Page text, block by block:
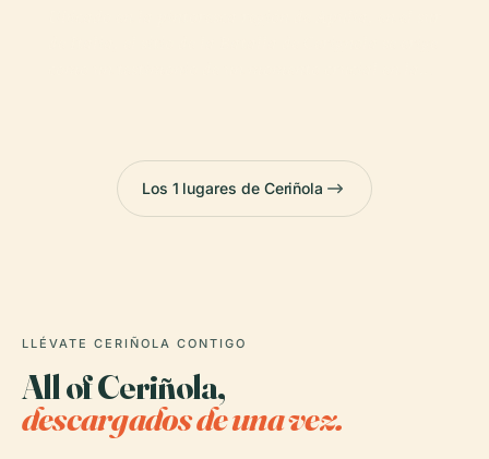
Los 1 lugares de Ceriñola
LLÉVATE CERIÑOLA CONTIGO
All of Ceriñola,
descargados de una vez.